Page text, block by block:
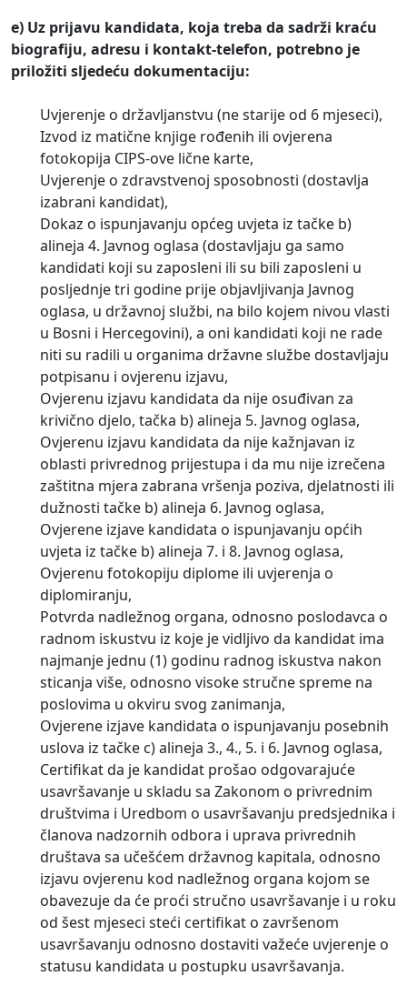
e) Uz prijavu kandidata, koja treba da sadrži kraću
biografiju, adresu i kontakt-telefon, potrebno je
priložiti sljedeću dokumentaciju:
Uvjerenje o državljanstvu (ne starije od 6 mjeseci),
Izvod iz matične knjige rođenih ili ovjerena
fotokopija CIPS-ove lične karte,
Uvjerenje o zdravstvenoj sposobnosti (dostavlja
izabrani kandidat),
Dokaz o ispunjavanju općeg uvjeta iz tačke b)
alineja 4. Javnog oglasa (dostavljaju ga samo
kandidati koji su zaposleni ili su bili zaposleni u
posljednje tri godine prije objavljivanja Javnog
oglasa, u državnoj službi, na bilo kojem nivou vlasti
u Bosni i Hercegovini), a oni kandidati koji ne rade
niti su radili u organima državne službe dostavljaju
potpisanu i ovjerenu izjavu,
Ovjerenu izjavu kandidata da nije osuđivan za
krivično djelo, tačka b) alineja 5. Javnog oglasa,
Ovjerenu izjavu kandidata da nije kažnjavan iz
oblasti privrednog prijestupa i da mu nije izrečena
zaštitna mjera zabrana vršenja poziva, djelatnosti ili
dužnosti tačke b) alineja 6. Javnog oglasa,
Ovjerene izjave kandidata o ispunjavanju općih
uvjeta iz tačke b) alineja 7. i 8. Javnog oglasa,
Ovjerenu fotokopiju diplome ili uvjerenja o
diplomiranju,
Potvrda nadležnog organa, odnosno poslodavca o
radnom iskustvu iz koje je vidljivo da kandidat ima
najmanje jednu (1) godinu radnog iskustva nakon
sticanja više, odnosno visoke stručne spreme na
poslovima u okviru svog zanimanja,
Ovjerene izjave kandidata o ispunjavanju posebnih
uslova iz tačke c) alineja 3., 4., 5. i 6. Javnog oglasa,
Certifikat da je kandidat prošao odgovarajuće
usavršavanje u skladu sa Zakonom o privrednim
društvima i Uredbom o usavršavanju predsjednika i
članova nadzornih odbora i uprava privrednih
društava sa učešćem državnog kapitala, odnosno
izjavu ovjerenu kod nadležnog organa kojom se
obavezuje da će proći stručno usavršavanje i u roku
od šest mjeseci steći certifikat o završenom
usavršavanju odnosno dostaviti važeće uvjerenje o
statusu kandidata u postupku usavršavanja.